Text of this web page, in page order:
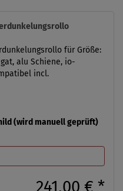
für Größe:
alu Schiene, io-
incl.
(wird manuell geprüft)
241,00 € *